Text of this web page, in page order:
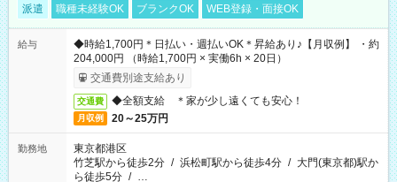
派遣 職種未経験OK ブランクOK WEB登録・面接OK
給与
◆時給1,700円＊日払い・週払いOK＊昇給あり♪【月収例】 ・約
204,000円 （時給1,700円 × 実働6h × 20日）
交通費別途支給あり
交通費 ◆全額支給 ＊家が少し遠くても安心！
月収例 20～25万円
勤務地
東京都港区
竹芝駅から徒歩2分 / 浜松町駅から徒歩4分 / 大門(東京都)駅か
ら徒歩5分 / …